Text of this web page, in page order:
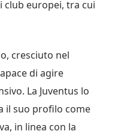
club europei, tra cui
cresciuto nel
di agire
La Juventus lo
il suo profilo come
in linea con la